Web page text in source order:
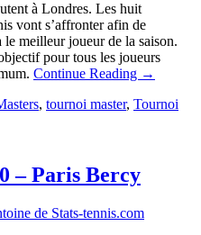
à Londres. Les huit
vont s’affronter afin de
meilleur joueur de la saison.
pour tous les joueurs
Continue Reading →
, tournoi master, Tournoi
– Paris Bercy
de Stats-tennis.com